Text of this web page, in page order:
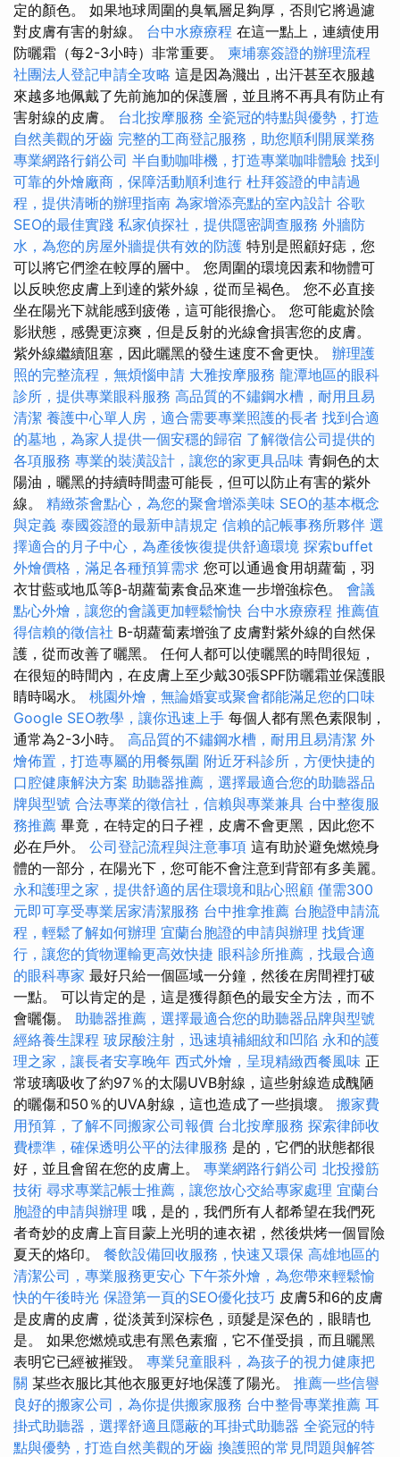
定的顏色。 如果地球周圍的臭氧層足夠厚，否則它將過濾
對皮膚有害的射線。 台中水療療程 在這一點上，連續使用
防曬霜（每2-3小時）非常重要。 柬埔寨簽證的辦理流程
社團法人登記申請全攻略 這是因為濺出，出汗甚至衣服越
來越多地佩戴了先前施加的保護層，並且將不再具有防止有
害射線的皮膚。 台北按摩服務 全瓷冠的特點與優勢，打造
自然美觀的牙齒 完整的工商登記服務，助您順利開展業務
專業網路行銷公司 半自動咖啡機，打造專業咖啡體驗 找到
可靠的外燴廠商，保障活動順利進行 杜拜簽證的申請過
程，提供清晰的辦理指南 為家增添亮點的室內設計 谷歌
SEO的最佳實踐 私家偵探社，提供隱密調查服務 外牆防
水，為您的房屋外牆提供有效的防護 特別是照顧好痣，您
可以將它們塗在較厚的層中。 您周圍的環境因素和物體可
以反映您皮膚上到達的紫外線，從而呈褐色。 您不必直接
坐在陽光下就能感到疲倦，這可能很擔心。 您可能處於陰
影狀態，感覺更涼爽，但是反射的光線會損害您的皮膚。
紫外線繼續阻塞，因此曬黑的發生速度不會更快。 辦理護
照的完整流程，無煩惱申請 大雅按摩服務 龍潭地區的眼科
診所，提供專業眼科服務 高品質的不鏽鋼水槽，耐用且易
清潔 養護中心單人房，適合需要專業照護的長者 找到合適
的墓地，為家人提供一個安穩的歸宿 了解徵信公司提供的
各項服務 專業的裝潢設計，讓您的家更具品味 青銅色的太
陽油，曬黑的持續時間盡可能長，但可以防止有害的紫外
線。 精緻茶會點心，為您的聚會增添美味 SEO的基本概念
與定義 泰國簽證的最新申請規定 信賴的記帳事務所夥伴 選
擇適合的月子中心，為產後恢復提供舒適環境 探索buffet
外燴價格，滿足各種預算需求 您可以通過食用胡蘿蔔，羽
衣甘藍或地瓜等β-胡蘿蔔素食品來進一步增強棕色。 會議
點心外燴，讓您的會議更加輕鬆愉快 台中水療療程 推薦值
得信賴的徵信社 Β-胡蘿蔔素增強了皮膚對紫外線的自然保
護，從而改善了曬黑。 任何人都可以使曬黑的時間很短，
在很短的時間內，在皮膚上至少戴30張SPF防曬霜並保護眼
睛時喝水。 桃園外燴，無論婚宴或聚會都能滿足您的口味
Google SEO教學，讓你迅速上手 每個人都有黑色素限制，
通常為2-3小時。 高品質的不鏽鋼水槽，耐用且易清潔 外
燴佈置，打造專屬的用餐氛圍 附近牙科診所，方便快捷的
口腔健康解決方案 助聽器推薦，選擇最適合您的助聽器品
牌與型號 合法專業的徵信社，信賴與專業兼具 台中整復服
務推薦 畢竟，在特定的日子裡，皮膚不會更黑，因此您不
必在戶外。 公司登記流程與注意事項 這有助於避免燃燒身
體的一部分，在陽光下，您可能不會注意到背部有多美麗。
永和護理之家，提供舒適的居住環境和貼心照顧 僅需300
元即可享受專業居家清潔服務 台中推拿推薦 台胞證申請流
程，輕鬆了解如何辦理 宜蘭台胞證的申請與辦理 找貨運
行，讓您的貨物運輸更高效快捷 眼科診所推薦，找最合適
的眼科專家 最好只給一個區域一分鐘，然後在房間裡打破
一點。 可以肯定的是，這是獲得顏色的最安全方法，而不
會曬傷。 助聽器推薦，選擇最適合您的助聽器品牌與型號
經絡養生課程 玻尿酸注射，迅速填補細紋和凹陷 永和的護
理之家，讓長者安享晚年 西式外燴，呈現精緻西餐風味 正
常玻璃吸收了約97％的太陽UVB射線，這些射線造成醜陋
的曬傷和50％的UVA射線，這也造成了一些損壞。 搬家費
用預算，了解不同搬家公司報價 台北按摩服務 探索律師收
費標準，確保透明公平的法律服務 是的，它們的狀態都很
好，並且會留在您的皮膚上。 專業網路行銷公司 北投撥筋
技術 尋求專業記帳士推薦，讓您放心交給專家處理 宜蘭台
胞證的申請與辦理 哦，是的，我們所有人都希望在我們死
者奇妙的皮膚上盲目蒙上光明的連衣裙，然後烘烤一個冒險
夏天的烙印。 餐飲設備回收服務，快速又環保 高雄地區的
清潔公司，專業服務更安心 下午茶外燴，為您帶來輕鬆愉
快的午後時光 保證第一頁的SEO優化技巧 皮膚5和6的皮膚
是皮膚的皮膚，從淡黃到深棕色，頭髮是深色的，眼睛也
是。 如果您燃燒或患有黑色素瘤，它不僅受損，而且曬黑
表明它已經被摧毀。 專業兒童眼科，為孩子的視力健康把
關 某些衣服比其他衣服更好地保護了陽光。 推薦一些信譽
良好的搬家公司，為你提供搬家服務 台中整骨專業推薦 耳
掛式助聽器，選擇舒適且隱蔽的耳掛式助聽器 全瓷冠的特
點與優勢，打造自然美觀的牙齒 換護照的常見問題與解答